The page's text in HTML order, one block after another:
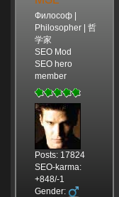
Философ |
Philosopher | 哲
学家
SEO Mod
SEO hero
member
Posts: 17824
SEO-karma:
+848/-1
Gender: